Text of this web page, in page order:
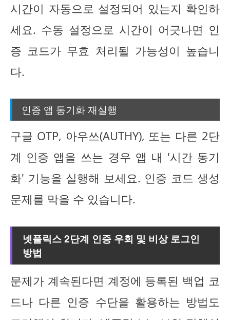
시간이 자동으로 설정되어 있는지 확인하
세요. 수동 설정으로 시간이 어긋나면 인
증 코드가 무효 처리될 가능성이 높습니
다.
인증 앱 동기화 재실행
구글 OTP, 아우쓰(AUTHY), 또는 다른 2단
계 인증 앱을 쓰는 경우 앱 내 '시간 동기
화' 기능을 실행해 보세요. 인증 코드 생성
문제를 막을 수 있습니다.
넷플릭스 2단계 인증 우회 및 비상 로그인
방법
문제가 계속된다면 계정에 등록된 백업 코
드나 다른 인증 수단을 활용하는 방법도